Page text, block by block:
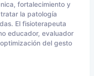
fortalecimiento y
la patología
El fisioterapeuta
educador, evaluador
del gesto